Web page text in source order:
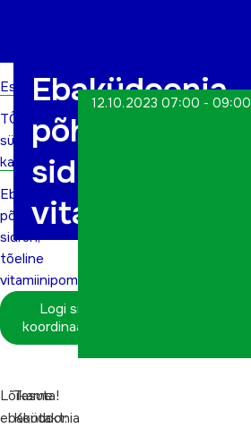
Esileht
TÕN
sündmuste
kalender
Ebaküdoonia,
põhjamaine
sidrun,
tõeline
vitamiinipomm
Logi sisse
koordinaatorina
Ebaküdoonia,
põhjamaine
sidrun, tõeline
vitamiinipomm
12.10.2023 07:00 - 09:00
Lõikame
ebaküdoonia
Tasuta!
Kontakt: